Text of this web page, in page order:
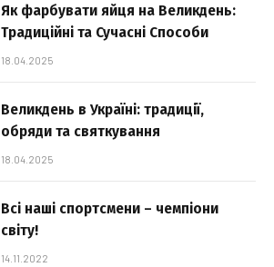
Як фарбувати яйця на Великдень:
Традиційні та Сучасні Способи
18.04.2025
Великдень в Україні: традиції,
обряди та святкування
18.04.2025
Всі наші спортсмени – чемпіони
світу!
14.11.2022